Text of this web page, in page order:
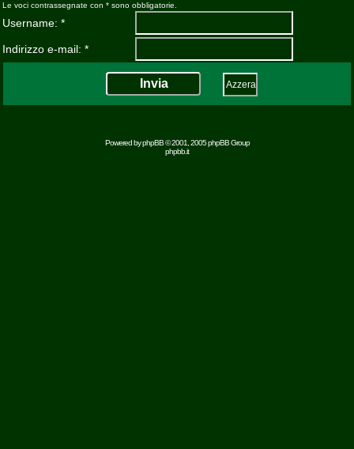
Le voci contrassegnate con * sono obbligatorie.
Username: *
Indirizzo e-mail: *
Powered byphpBB© 2001, 2005 phpBB Group
phpbb.it